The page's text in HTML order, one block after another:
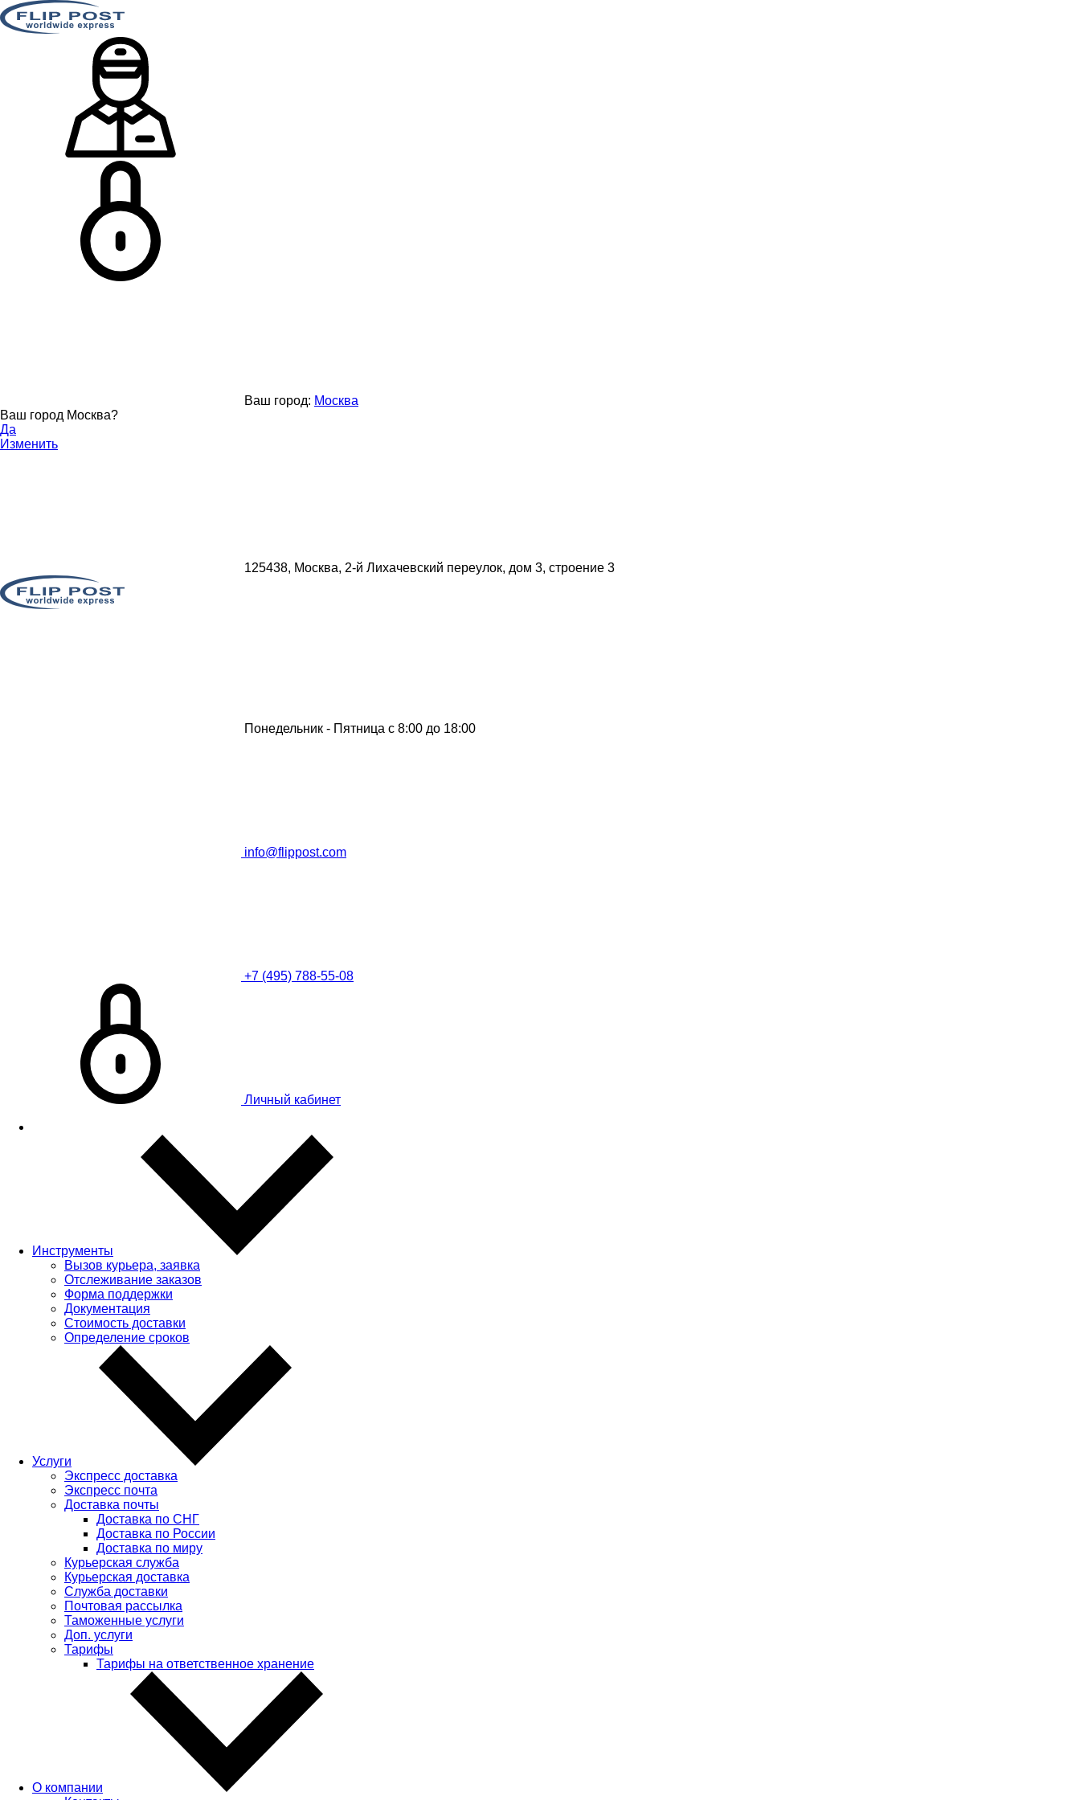
Ваш город: Москва
Ваш город Москва?
Да
Изменить
125438, Москва, 2-й Лихачевский переулок, дом 3, строение 3
Понедельник - Пятница с 8:00 до 18:00
info@flippost.com
+7 (495) 788-55-08
Личный кабинет
Инструменты
Вызов курьера, заявка
Отслеживание заказов
Форма поддержки
Документация
Стоимость доставки
Определение сроков
Услуги
Экспресс доставка
Экспресс почта
Доставка почты
Доставка по СНГ
Доставка по России
Доставка по миру
Курьерская служба
Курьерская доставка
Служба доставки
Почтовая рассылка
Таможенные услуги
Доп. услуги
Тарифы
Тарифы на ответственное хранение
О компании